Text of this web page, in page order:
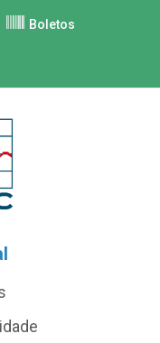
Boletos